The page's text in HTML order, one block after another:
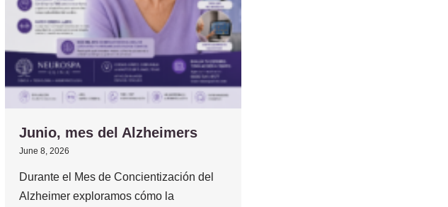
Junio, mes del Alzheimers
June 8, 2026
Durante el Mes de Concientización del
Alzheimer exploramos cómo la